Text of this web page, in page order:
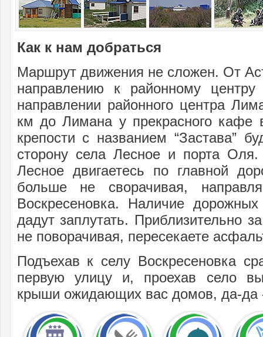
Как к нам добраться
Маршрут движения не сложен. От
направлению к районному
направлении районного центра
км до Лимана у прекрасного кафе
крепости с названием “Застава”
сторону села Лесное и порта
Лесное двигаетесь по главной
больше не сворачивая,
Воскресеновка. Наличие
дадут заплутать. Приблизительно
не поворачивая, пересекаете
Подъехав к селу Воскресеновка
первую улицу и, проехав село
крыши ожидающих вас домов, да-да